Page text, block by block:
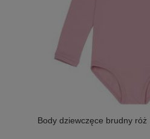
Body dziewczęce brudny róż